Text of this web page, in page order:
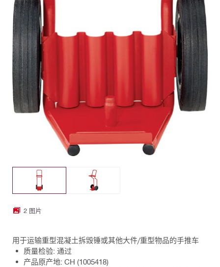
2 图片
用于运输重型混凝土拆毁锤或其他大件/重型物品的手推车
质量检验: 通过
产品原产地: CH (1005418)